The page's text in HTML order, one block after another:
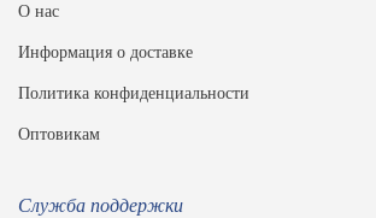
О нас
Информация о доставке
Политика конфиденциальности
Оптовикам
Служба поддержки